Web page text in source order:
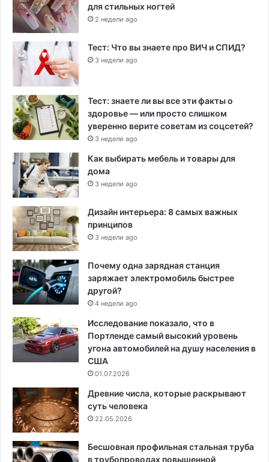
для стильных ногтей
2 недели ago
Тест: Что вы знаете про ВИЧ и СПИД?
3 недели ago
Тест: знаете ли вы все эти факты о
здоровье — или просто слишком
уверенно верите советам из соцсетей?
3 недели ago
Как выбирать мебель и товары для
дома
3 недели ago
Дизайн интерьера: 8 самых важных
принципов
3 недели ago
Почему одна зарядная станция
заряжает электромобиль быстрее
другой?
4 недели ago
Исследование показало, что в
Портленде самый высокий уровень
угона автомобилей на душу населения в
США
01.07.2026
Древние числа, которые раскрывают
суть человека
22.05.2026
Бесшовная профильная стальная труба
в трубопроводах повышенной